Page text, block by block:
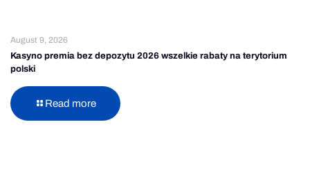
August 9, 2026
Kasyno premia bez depozytu 2026 wszelkie rabaty na terytorium
polski
Read more